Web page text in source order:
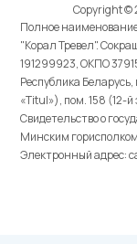
Copyright ©
Полное
"Корал Тревел".
191299923, ОКПО
Республика
«Titul»), пом. 158 (12-
Свидетельство о
Минским
Электронный адрес: